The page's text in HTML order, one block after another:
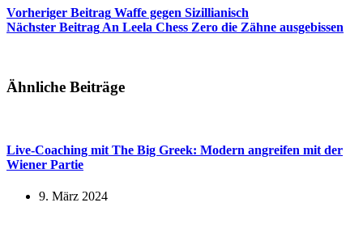
Vorheriger Beitrag Waffe gegen Sizillianisch
Nächster Beitrag An Leela Chess Zero die Zähne ausgebissen
Ähnliche Beiträge
Live-Coaching mit The Big Greek: Modern angreifen mit der
Wiener Partie
9. März 2024